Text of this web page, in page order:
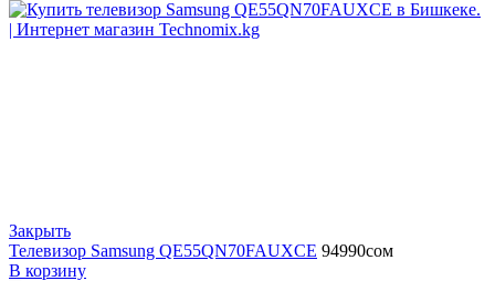
Закрыть
Телевизор Samsung QE55QN70FAUXCE 94990сом
В корзину